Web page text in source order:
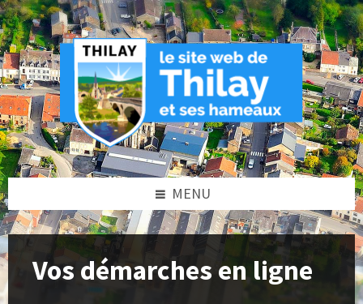
Skip
to
content
Skip
to
left
sidebar
Skip
to
footer
MENU
Vos démarches en ligne